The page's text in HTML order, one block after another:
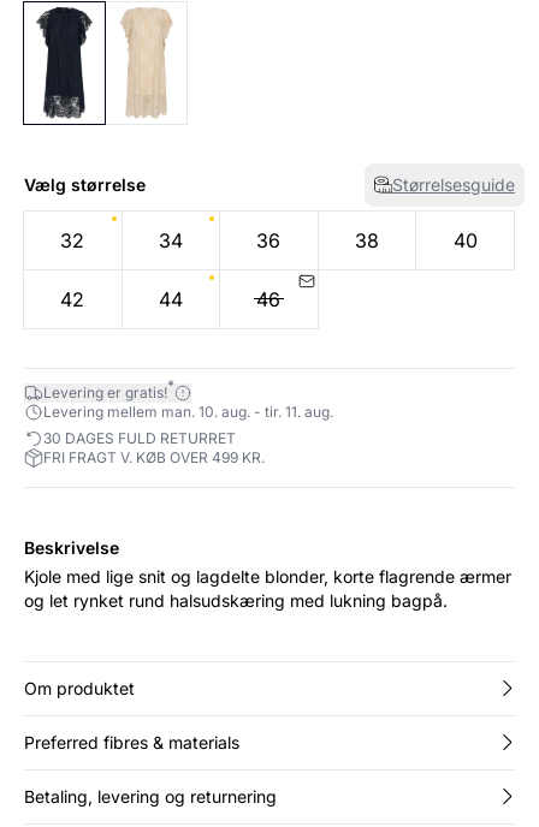
Vælg størrelse Størrelsesguide
32 34 36 38 40
42 44 46
Levering er gratis!*
Levering mellem man. 10. aug. - tir. 11. aug.
30 DAGES FULD RETURRET
FRI FRAGT V. KØB OVER 499 KR.
Beskrivelse
Kjole med lige snit og lagdelte blonder, korte flagrende ærmer
og let rynket rund halsudskæring med lukning bagpå.
Om produktet
Preferred fibres & materials
Betaling, levering og returnering